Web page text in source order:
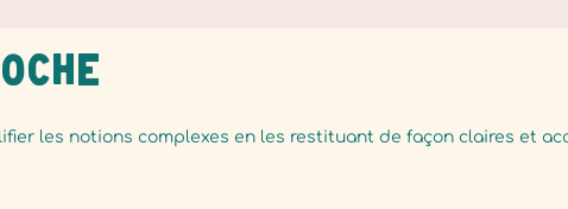
les notions complexes en les restituant de façon claires et